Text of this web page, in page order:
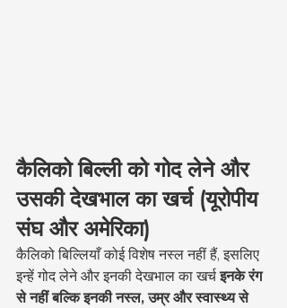
कैलिको बिल्ली को गोद लेने और
उसकी देखभाल का खर्च (यूरोपीय
संघ और अमेरिका)
कैलिको बिल्लियाँ कोई विशेष नस्ल नहीं हैं, इसलिए
इन्हें गोद लेने और इनकी देखभाल का खर्च इनके रंग
से नहीं बल्कि इनकी नस्ल, उम्र और स्वास्थ्य से